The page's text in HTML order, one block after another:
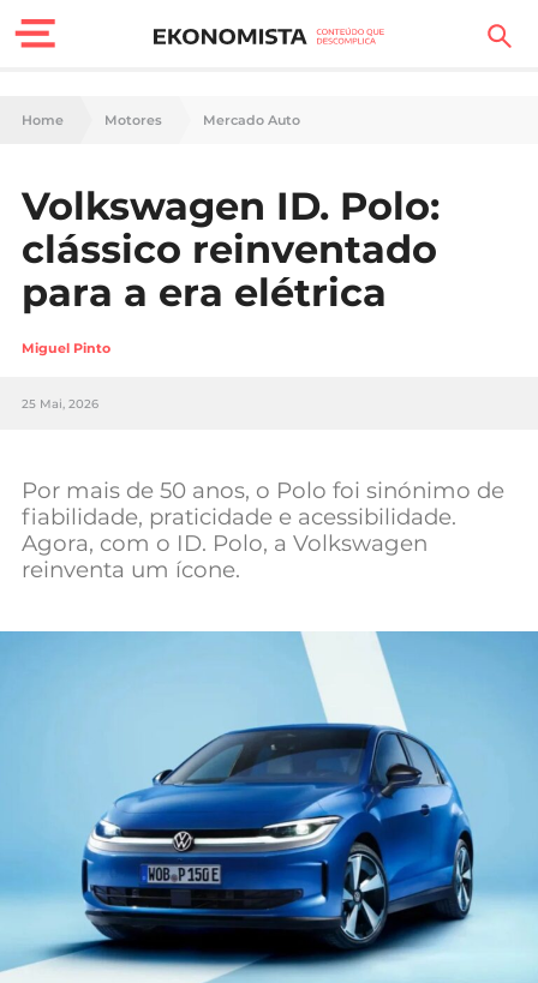
Finanças Pessoais
Carreira
Casa
Lifestyle
Sociedade
Negócios
Mundial 2026
Home Motores Mercado Auto
Volkswagen ID. Polo:
clássico reinventado
para a era elétrica
Miguel Pinto
25 Mai, 2026
Por mais de 50 anos, o Polo foi sinónimo de
fiabilidade, praticidade e acessibilidade.
Agora, com o ID. Polo, a Volkswagen
reinventa um ícone.